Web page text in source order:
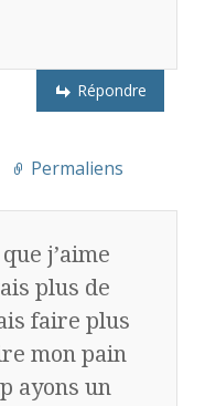
Répondre
Permaliens
j’aime
plus de
faire plus
mon pain
ayons un